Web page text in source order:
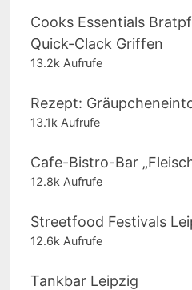
Cooks Essentials
Quick-Clack Griffen
13.2k Aufrufe
Rezept:
13.1k Aufrufe
Cafe-Bistro-Bar
12.8k Aufrufe
Streetfood Festivals
12.6k Aufrufe
Tankbar Leipzig